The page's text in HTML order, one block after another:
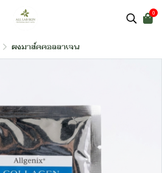
0
ผงมาส์คคอลลาเจน